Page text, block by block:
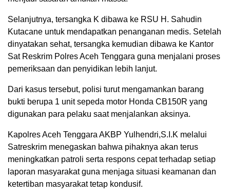
Selanjutnya, tersangka K dibawa ke RSU H. Sahudin
Kutacane untuk mendapatkan penanganan medis. Setelah
dinyatakan sehat, tersangka kemudian dibawa ke Kantor
Sat Reskrim Polres Aceh Tenggara guna menjalani proses
pemeriksaan dan penyidikan lebih lanjut.
Dari kasus tersebut, polisi turut mengamankan barang
bukti berupa 1 unit sepeda motor Honda CB150R yang
digunakan para pelaku saat menjalankan aksinya.
Kapolres Aceh Tenggara AKBP Yulhendri,S.I.K melalui
Satreskrim menegaskan bahwa pihaknya akan terus
meningkatkan patroli serta respons cepat terhadap setiap
laporan masyarakat guna menjaga situasi keamanan dan
ketertiban masyarakat tetap kondusif.